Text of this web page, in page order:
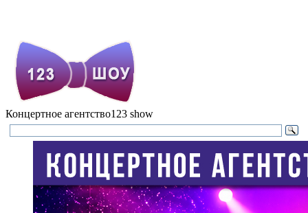
Концертное агентство123 show